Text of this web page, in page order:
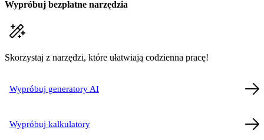
Wypróbuj bezpłatne narzędzia
Skorzystaj z narzędzi, które ułatwiają codzienna pracę!
Wypróbuj generatory AI
Wypróbuj kalkulatory